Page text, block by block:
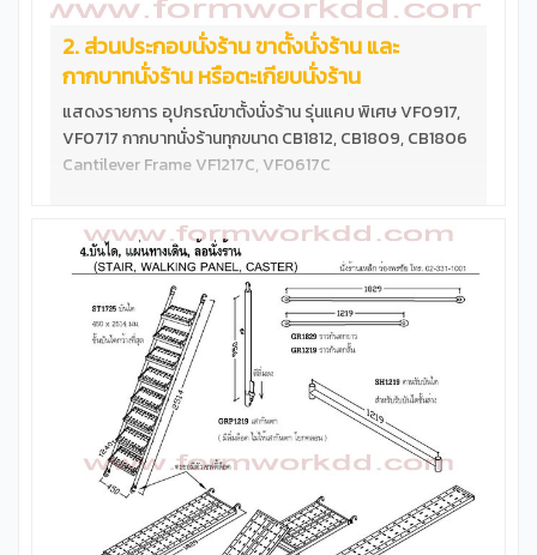
2. ส่วนประกอบนั่งร้าน ขาตั้งนั่งร้าน และ
กากบาทนั่งร้าน หรือตะเกียบนั่งร้าน
แสดงรายการ อุปกรณ์ขาตั้งนั่งร้าน รุ่นแคบ พิเศษ VF0917,
VF0717 กากบาทนั่งร้านทุกขนาด CB1812, CB1809, CB1806
Cantilever Frame VF1217C, VF0617C